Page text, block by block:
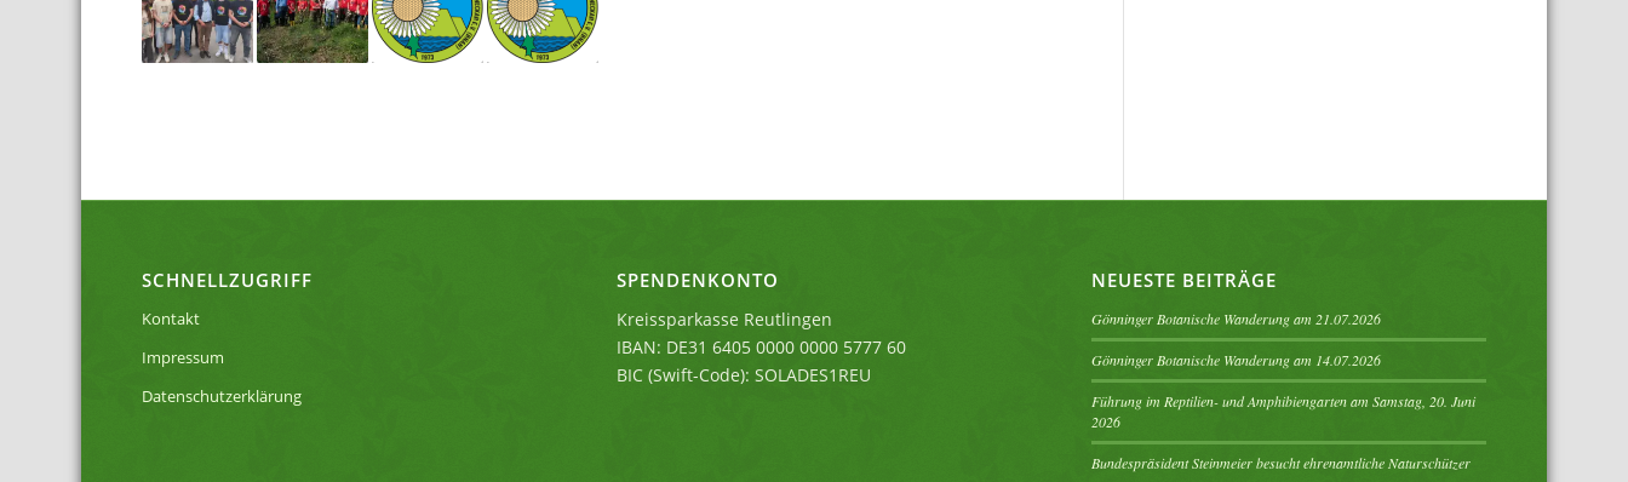
SCHNELLZUGRIFF
Kontakt
Impressum
Datenschutzerklärung
SPENDENKONTO
Kreissparkasse Reutlingen
IBAN: DE31 6405 0000 0000 5777 60
BIC (Swift-Code): SOLADES1REU
NEUESTE BEITRÄGE
Gönninger Botanische Wanderung am 21.07.2026
Gönninger Botanische Wanderung am 14.07.2026
Führung im Reptilien- und Amphibiengarten am Samstag, 20. Juni
2026
Bundespräsident Steinmeier besucht ehrenamtliche Naturschützer